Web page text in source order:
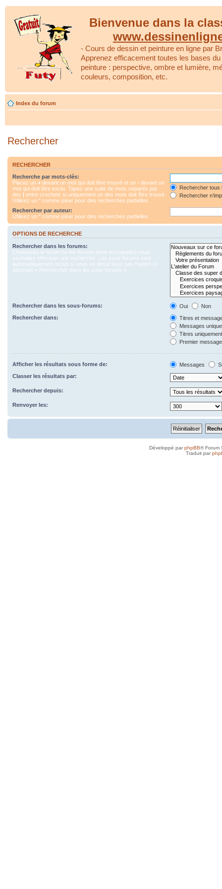
Bienvenue dans la
- Cours de dessin et peinture en ligne par
Apprenez efficacement toutes les bases
peinture : perspective, ombre et lumière,
couleurs, composition, etc.
Index du forum
Rechercher
RECHERCHER
Recherche par mots-clés:
Placez un + devant un mot qui doit être trouvé et un - devant un
mot qui doit être exclu. Tapez une suite de mots séparés par
des | entre crochets si uniquement un des mots doit être trouvé.
Utilisez un * comme joker pour des recherches partielles.
Rechercher tous
Rechercher
Rechercher par auteur:
Utilisez un * comme joker pour des recherches partielles.
OPTIONS DE RECHERCHE
Rechercher dans les forums:
Choisissez le forum ou les forums dans le(s)quel(s) vous
souhaitez effectuer une recherche. Les sous-forums sont
automatiquement inclus si vous ne désactivez pas l’option ci-
dessous « Rechercher dans les sous-forums ».
Rechercher dans les sous-forums: Oui
Non
Rechercher dans:
Titres et
Messages
Titres
Premier
Afficher les résultats sous forme de: Messages
Classer les résultats par:
Rechercher depuis:
Renvoyer les:
Développé parphpBB® Forum
Traduit par